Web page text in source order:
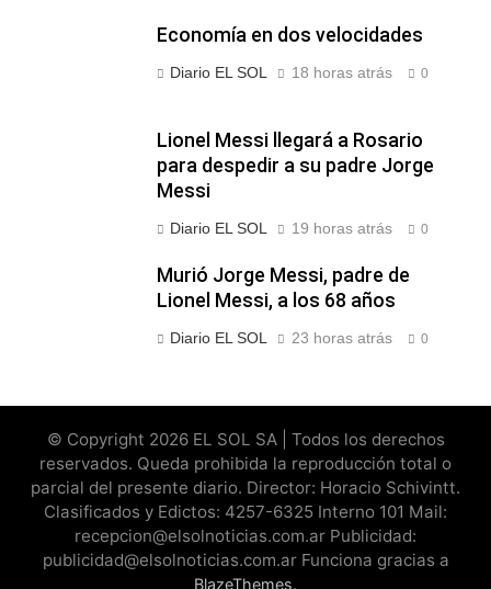
Economía en dos velocidades
Diario EL SOL 18 horas atrás 0
Lionel Messi llegará a Rosario
para despedir a su padre Jorge
Messi
Diario EL SOL 19 horas atrás 0
Murió Jorge Messi, padre de
Lionel Messi, a los 68 años
Diario EL SOL 23 horas atrás 0
© Copyright 2026 EL SOL SA | Todos los derechos
reservados. Queda prohibida la reproducción total o
parcial del presente diario. Director: Horacio Schivintt.
Clasificados y Edictos: 4257-6325 Interno 101 Mail:
recepcion@elsolnoticias.com.ar Publicidad:
publicidad@elsolnoticias.com.ar Funciona gracias a
BlazeThemes.